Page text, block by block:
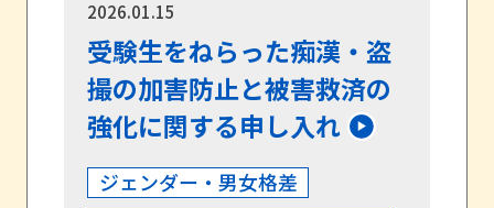
2026.01.15
受験生をねらった痴漢・盗
撮の加害防止と被害救済の
強化に関する申し入れ
ジェンダー・男女格差